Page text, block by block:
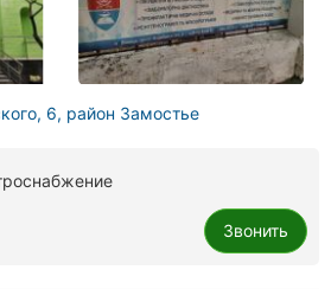
6, район Замостье
Звонить